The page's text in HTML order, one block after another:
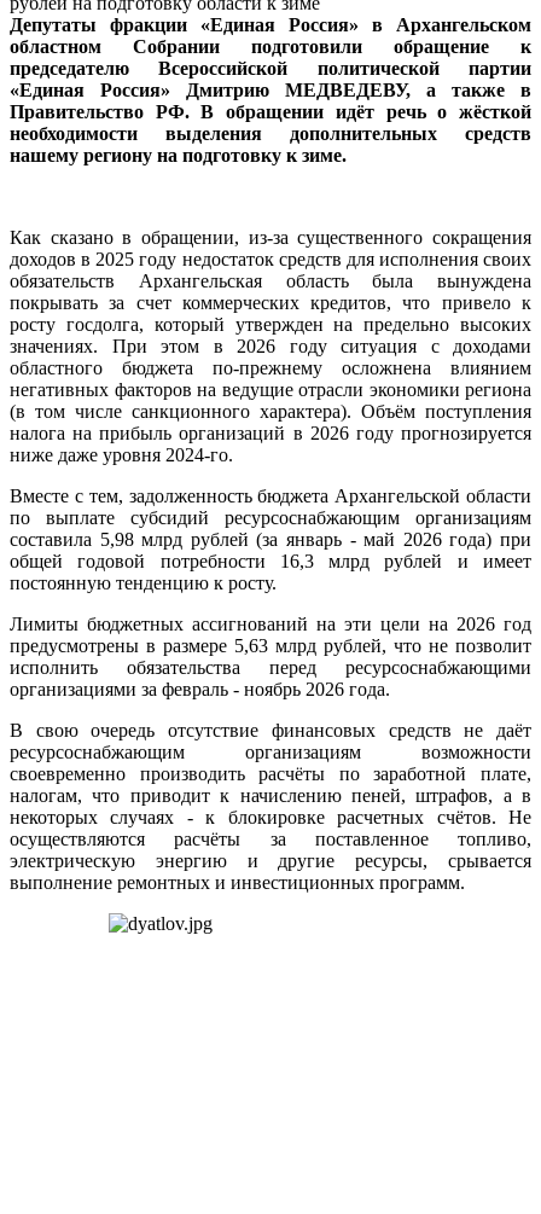
Депутаты фракции «Единая Россия» в Архангельском
областном Собрании подготовили обращение к
председателю Всероссийской политической партии
«Единая Россия» Дмитрию МЕДВЕДЕВУ, а также в
Правительство РФ. В обращении идёт речь о жёсткой
необходимости выделения дополнительных средств
нашему региону на подготовку к зиме.
Как сказано в обращении, из-за существенного сокращения
доходов в 2025 году недостаток средств для исполнения своих
обязательств Архангельская область была вынуждена
покрывать за счет коммерческих кредитов, что привело к
росту госдолга, который утвержден на предельно высоких
значениях. При этом в 2026 году ситуация с доходами
областного бюджета по-прежнему осложнена влиянием
негативных факторов на ведущие отрасли экономики региона
(в том числе санкционного характера). Объём поступления
налога на прибыль организаций в 2026 году прогнозируется
ниже даже уровня 2024-го.
Вместе с тем, задолженность бюджета Архангельской области
по выплате субсидий ресурсоснабжающим организациям
составила 5,98 млрд рублей (за январь - май 2026 года) при
общей годовой потребности 16,3 млрд рублей и имеет
постоянную тенденцию к росту.
Лимиты бюджетных ассигнований на эти цели на 2026 год
предусмотрены в размере 5,63 млрд рублей, что не позволит
исполнить обязательства перед ресурсоснабжающими
организациями за февраль - ноябрь 2026 года.
В свою очередь отсутствие финансовых средств не даёт
ресурсоснабжающим организациям возможности
своевременно производить расчёты по заработной плате,
налогам, что приводит к начислению пеней, штрафов, а в
некоторых случаях - к блокировке расчетных счётов. Не
осуществляются расчёты за поставленное топливо,
электрическую энергию и другие ресурсы, срывается
выполнение ремонтных и инвестиционных программ.